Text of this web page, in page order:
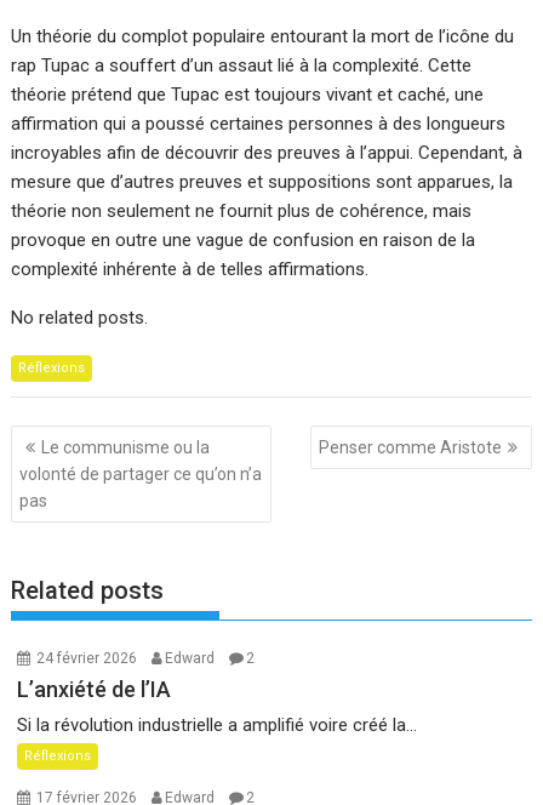
Un théorie du complot populaire entourant la mort de l’icône du
rap Tupac a souffert d’un assaut lié à la complexité. Cette
théorie prétend que Tupac est toujours vivant et caché, une
affirmation qui a poussé certaines personnes à des longueurs
incroyables afin de découvrir des preuves à l’appui. Cependant, à
mesure que d’autres preuves et suppositions sont apparues, la
théorie non seulement ne fournit plus de cohérence, mais
provoque en outre une vague de confusion en raison de la
complexité inhérente à de telles affirmations.
No related posts.
Réflexions
Navigation
de
l’article
Le communisme ou la
volonté de partager ce qu’on n’a
pas
Penser comme Aristote
Related posts
24 février 2026 Edward 2
L’anxiété de l’IA
Si la révolution industrielle a amplifié voire créé la...
Réflexions
17 février 2026 Edward 2